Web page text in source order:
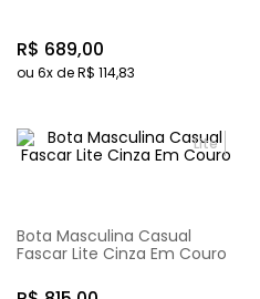
R$ 689,00
ou 6x deR$ 114,83
Lite
Bota Masculina Casual
Fascar Lite Cinza Em Couro